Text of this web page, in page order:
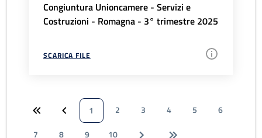
Congiuntura Unioncamere - Servizi e
Costruzioni - Romagna - 3° trimestre 2025
SCARICA FILE
1 2 3 4 5
6
7
8 9 10